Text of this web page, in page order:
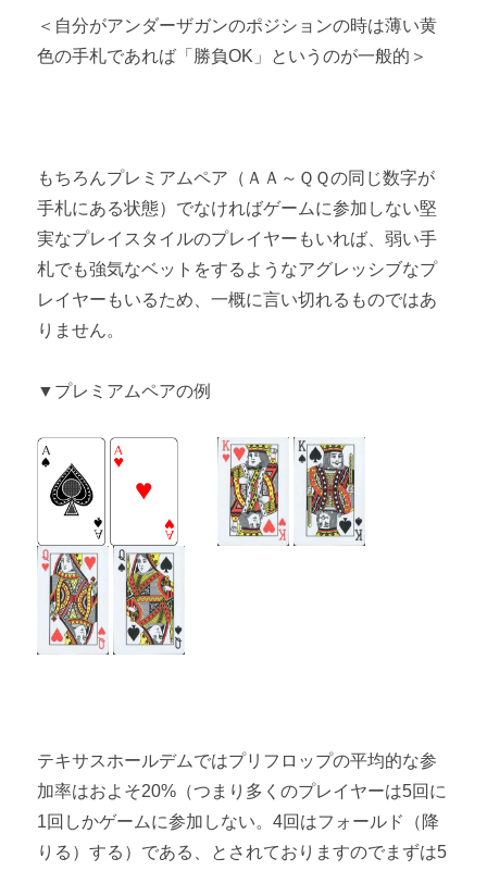
＜自分がアンダーザガンのポジションの時は薄い黄
色の手札であれば「勝負OK」というのが一般的＞
もちろんプレミアムペア（ＡＡ～ＱＱの同じ数字が
手札にある状態）でなければゲームに参加しない堅
実なプレイスタイルのプレイヤーもいれば、弱い手
札でも強気なベットをするようなアグレッシブなプ
レイヤーもいるため、一概に言い切れるものではあ
りません。
▼プレミアムペアの例
テキサスホールデムではプリフロップの平均的な参
加率はおよそ20%（つまり多くのプレイヤーは5回に
1回しかゲームに参加しない。4回はフォールド（降
りる）する）である、とされておりますのでまずは5